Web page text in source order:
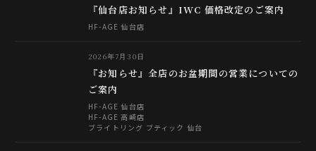
『仙台店お知らせ』IWC 価格改定のご案内
HF-AGE 仙台店
2026年7月30日
『お知らせ』全店のお盆期間の営業についての
ご案内
HF-AGE 仙台店
HF-AGE 高崎店
ブライトリング ブティック 仙台